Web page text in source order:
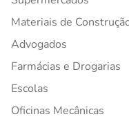
Materiais de
Advogados
Farmácias e Drogarias
Escolas
Oficinas Mecânicas